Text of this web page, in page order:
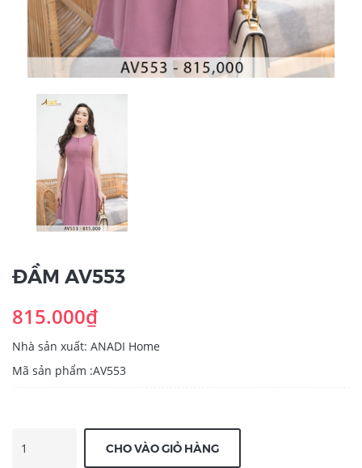
ĐẦM AV553
815.000₫
Nhà sản xuất: ANADI Home
Mã sản phẩm :AV553
CHO VÀO GIỎ HÀNG